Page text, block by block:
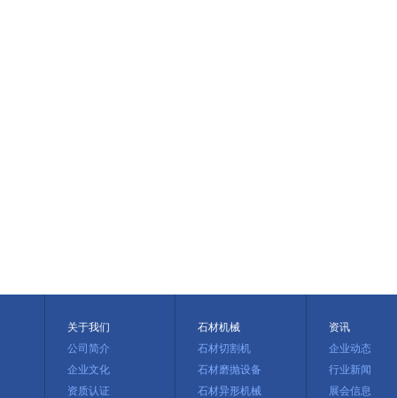
关于我们
公司简介
企业文化
资质认证
石材机械
石材切割机
石材磨抛设备
石材异形机械
资讯
企业动态
行业新闻
展会信息